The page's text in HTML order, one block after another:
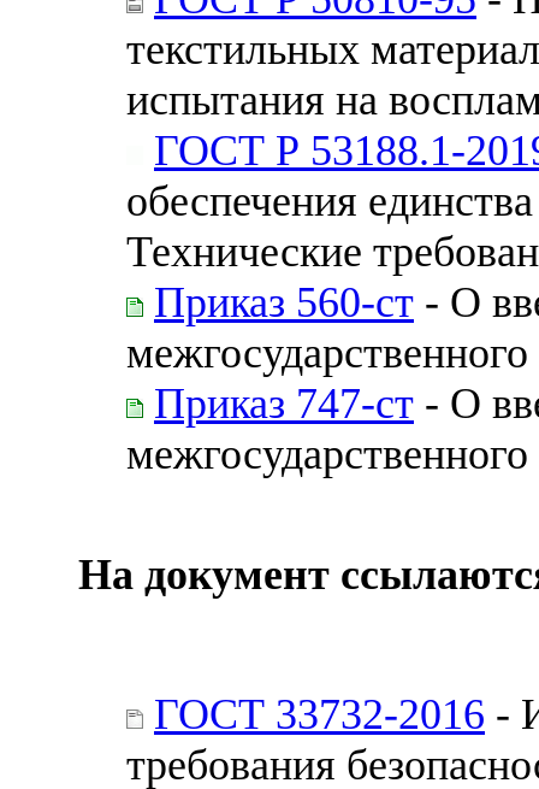
текстильных
испытания на
ГОСТ Р 53188.1-
обеспечения
Технические
Приказ 560-ст - О
межгосударственного
Приказ 747-ст - О
межгосударственного
На документ
ГОСТ 33732-2016 -
требования